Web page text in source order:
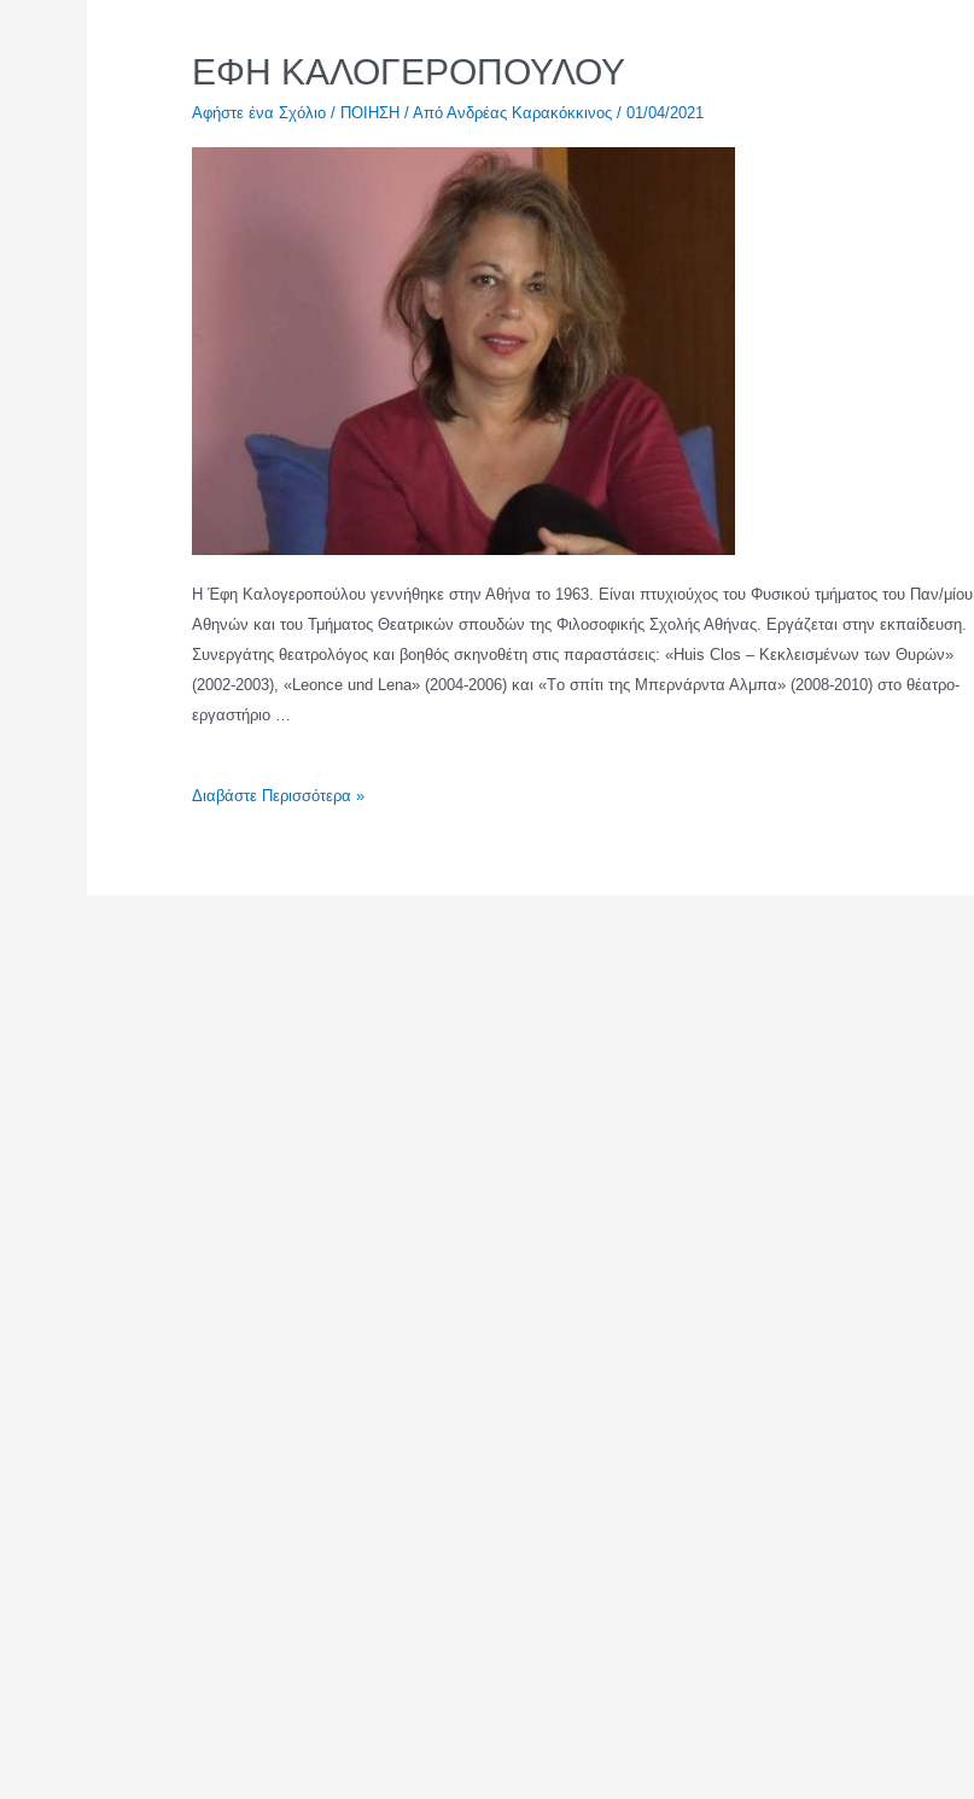
ΕΦΗ ΚΑΛΟΓΕΡΟΠΟΥΛΟΥ
Αφήστε ένα Σχόλιο / ΠΟΙΗΣΗ/ Από Ανδρέας Καρακόκκινος / 01/04/2021
Η Έφη Καλογεροπούλου γεννήθηκε στην Αθήνα το 1963. Είναι πτυχιούχος του Φυσικού τμήματος του Παν/μίου
Αθηνών και του Τμήματος Θεατρικών σπουδών της Φιλοσοφικής Σχολής Αθήνας. Εργάζεται στην εκπαίδευση.
Συνεργάτης θεατρολόγος και βοηθός σκηνοθέτη στις παραστάσεις: «Huis Clos – Κεκλεισμένων των Θυρών»
(2002-2003), «Leonce und Lena» (2004-2006) και «Tο σπίτι της Μπερνάρντα Αλμπα» (2008-2010) στο θέατρο-
εργαστήριο …
ΕΦΗ
Διαβάστε Περισσότερα »